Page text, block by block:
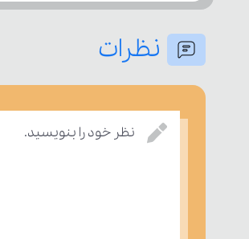
نظرات
نظر خود را بنویسید.